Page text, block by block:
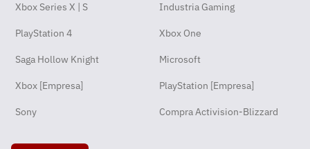
Xbox Series X | S Industria Gaming
PlayStation 4 Xbox One
Saga Hollow Knight Microsoft
Xbox [Empresa] PlayStation [Empresa]
Sony Compra Activision-Blizzard